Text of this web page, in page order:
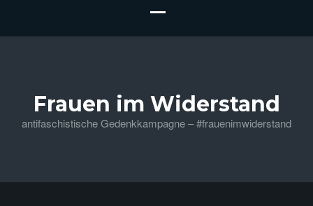
Frauen im Widerstand
antifaschistische Gedenkkampagne – #frauenimwiderstand